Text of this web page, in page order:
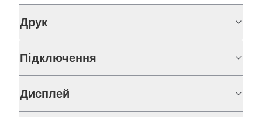
Друк
Підключення
Дисплей